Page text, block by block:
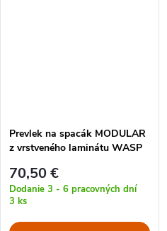
Prevlek na spacák MODULAR
z vrstveného laminátu WASP
70,50 €
Dodanie 3 - 6 pracovných dní
3 ks